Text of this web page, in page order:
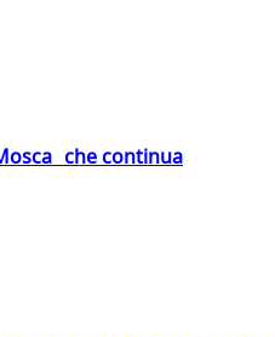
che continua